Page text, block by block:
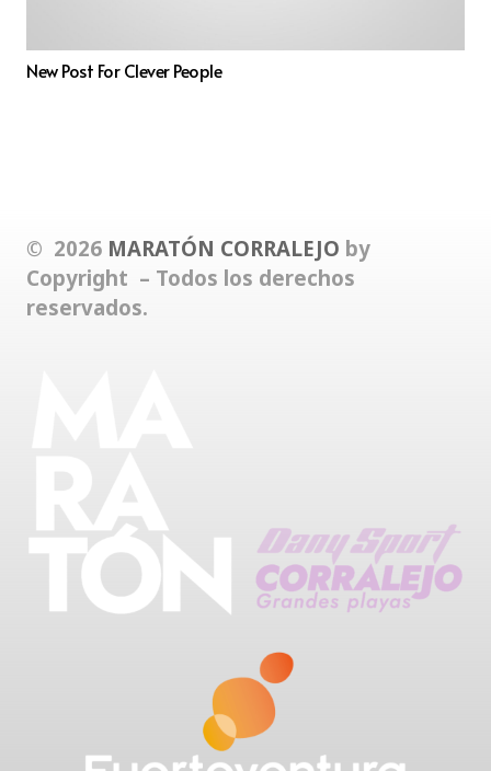
New Post For Clever People
© 2026 MARATÓN CORRALEJO by
Copyright – Todos los derechos
reservados.